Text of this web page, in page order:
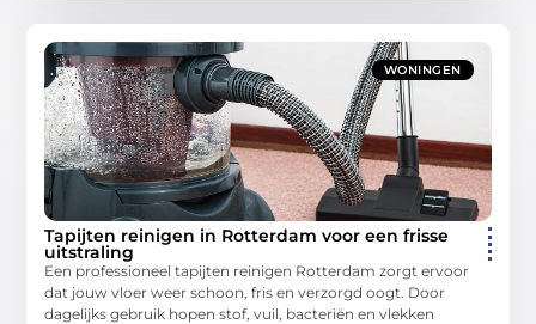
WONINGEN
Tapijten reinigen in Rotterdam voor een frisse
uitstraling
Een professioneel tapijten reinigen Rotterdam zorgt ervoor
dat jouw vloer weer schoon, fris en verzorgd oogt. Door
dagelijks gebruik hopen stof, vuil, bacteriën en vlekken